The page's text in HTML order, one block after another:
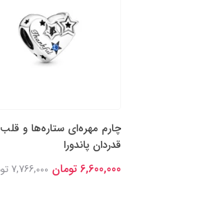
چارم مهره‌ای ستاره‌ها و قلب
قدردان پاندورا
6,600,000 تومان 7,766,000 تومان